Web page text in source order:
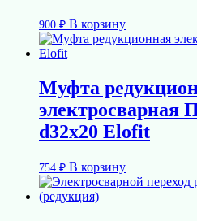
900 ₽ В корзину
Муфта
электросварная
d32х20 Elofit
754 ₽ В корзину